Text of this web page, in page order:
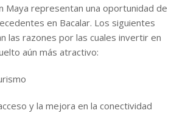
Maya representan una oportunidad de
en Bacalar. Los siguientes
las razones por las cuales invertir en
aún más atractivo:
y la mejora en la conectividad